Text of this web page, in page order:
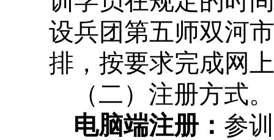
设兵团第五师双河
排，按要求完成网
（二）注册方式。
电脑端注册： 参